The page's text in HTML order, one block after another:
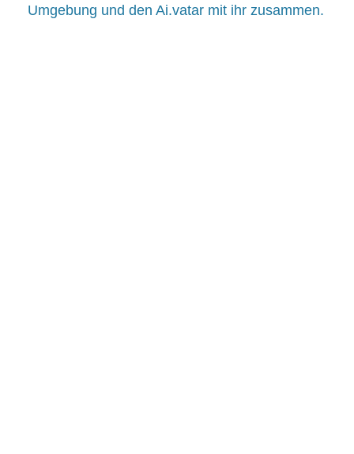
Umgebung und den Ai.vatar mit ihr zusammen.